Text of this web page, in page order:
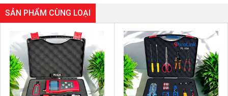
SẢN PHẨM CÙNG LOẠI